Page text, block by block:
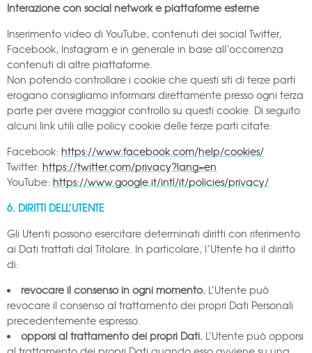
Interazione con social network e piattaforme esterne
Inserimento video di YouTube, contenuti dei social Twitter,
Facebook, Instagram e in generale in base all’occorrenza
contenuti di altre piattaforme.
Non potendo controllare i cookie che questi siti di terze parti
erogano consigliamo informarsi direttamente presso ogni terza
parte per avere maggior controllo su questi cookie. Di seguito
alcuni link utili alle policy cookie delle terze parti citate:
Facebook: https://www.facebook.com/help/cookies/
Twitter: https://twitter.com/privacy?lang=en
YouTube: https://www.google.it/intl/it/policies/privacy/
6. DIRITTI DELL’UTENTE
Gli Utenti possono esercitare determinati diritti con riferimento
ai Dati trattati dal Titolare. In particolare, l’Utente ha il diritto
di:
revocare il consenso in ogni momento. L’Utente può
revocare il consenso al trattamento dei propri Dati Personali
precedentemente espresso.
opporsi al trattamento dei propri Dati. L’Utente può opporsi